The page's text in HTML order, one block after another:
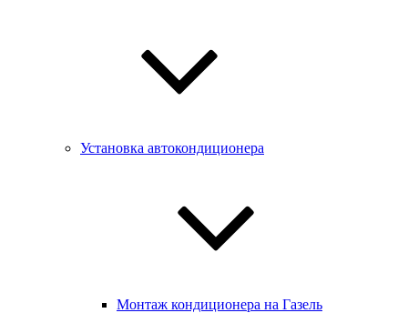
Установка автокондиционера
Монтаж кондиционера на Газель